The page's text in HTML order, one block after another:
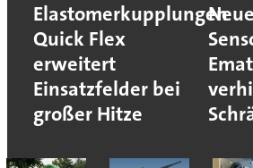
Elastomerkupplungen
Quick Flex
erweitert
Einsatzfelder bei
großer Hitze